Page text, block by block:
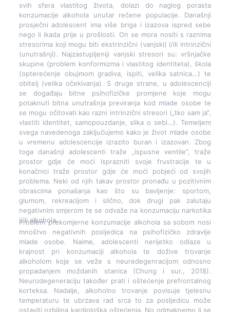
svih sfera vlastitog života, dolazi do naglog porasta
konzumacije alkohola unutar rečene populacije. Današnji
prosječni adolescent ima više briga i izazova ispred sebe
nego li ikada prije u prošlosti. On se mora nositi s raznima
stresorima koji mogu biti ekstrinzični (vanjski) i/ili intrinzični
(unutrašnji). Najzastupljeniji vanjski stresori su: vršnjačke
skupine (problem konformizma i vlastitog identiteta), škola
(opterećenje obujmom gradiva, ispiti, velika satnica…) te
obitelj (velika očekivanja). S druge strane, u adolescenciji
se događaju bitne psihofizičke promjene koje mogu
potaknuti bitna unutrašnja previranja kod mlade osobe te
se mogu očitovati kao razni intrinzični stresori („tko sam ja“,
vlastiti identitet, samopouzdanje, slika o sebi…). Temeljem
svega navedenoga zaključujemo kako je život mlade osobe
u vremenu adolescencije izrazito buran i izazovan. Zbog
toga današnji adolescenti traže „ispusne ventile“, traže
prostor gdje će moći isprazniti svoje frustracije te u
konačnici traže prostor gdje će moći pobjeći od svojih
problema. Neki od njih takav prostor pronađu u pozitivnim
obrascima ponašanja kao što su bavljenje: sportom,
glumom, rekreacijom i slično, dok drugi pak zalutaju
negativnim smjerom te se odvaže na konzumaciju narkotika
i/ili alkohola.
Problem prekomjerne konzumacije alkohola sa sobom nosi
mnoštvo negativnih posljedica na psihofizičko zdravlje
mlade osobe. Naime, adolescenti nerijetko odlaze u
krajnost pri konzumaciji alkohola te dožive trovanje
alkoholom koje se veže s neuredegenracijom odnosno
propadanjem moždanih stanica (Chung i sur., 2018).
Neurodegeneraciju također prati i oštećenje prefrontalnog
korteksa. Nadalje, alkoholno trovanje povisuje tjelesnu
temperaturu te ubrzava rad srca to za posljedicu može
ostaviti ozbiljna kardiološka oštećenja. No odmaknemo li se